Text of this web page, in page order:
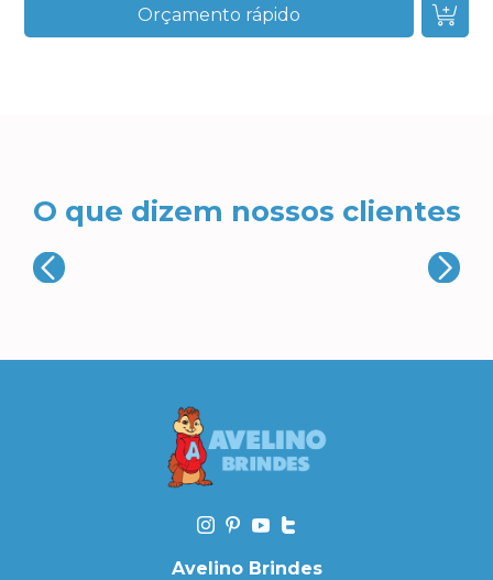
Orçamento rápido
O que dizem nossos clientes
Avelino Brindes